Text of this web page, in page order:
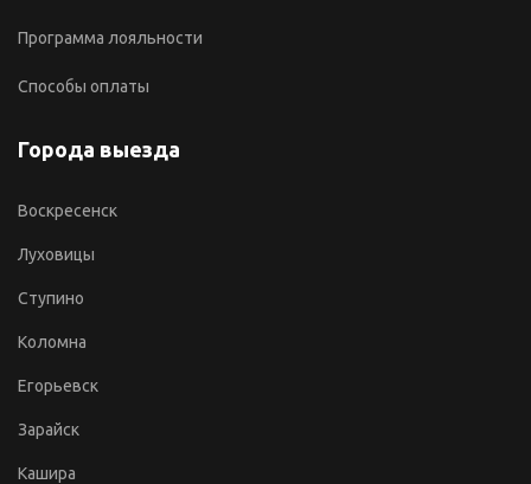
Программа лояльности
Способы оплаты
Города выезда
Воскресенск
Луховицы
Ступино
Коломна
Егорьевск
Зарайск
Кашира